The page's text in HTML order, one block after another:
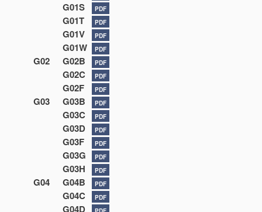
G01S PDF
G01T PDF
G01V PDF
G01W PDF
G02 G02B PDF
G02C PDF
G02F PDF
G03 G03B PDF
G03C PDF
G03D PDF
G03F PDF
G03G PDF
G03H PDF
G04 G04B PDF
G04C PDF
G04D